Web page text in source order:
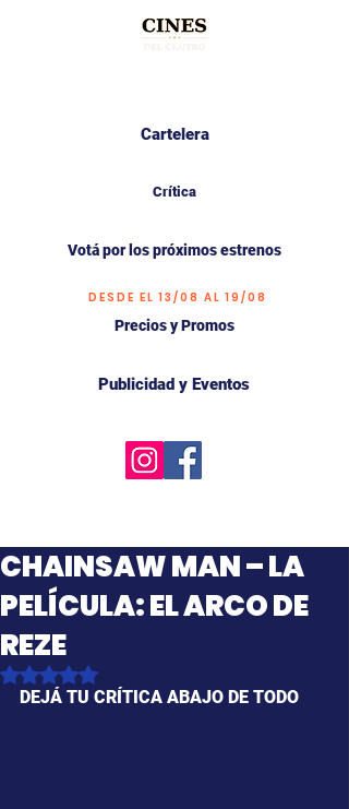
Cartelera
Crítica
Votá por los próximos estrenos
DESDE EL 13/08 AL 19/08
Precios y Promos
Publicidad y Eventos
CHAINSAW MAN – LA
PELÍCULA: EL ARCO DE
REZE
Obtuvo NaN de 5 estrellas.
DEJÁ TU CRÍTICA ABAJO DE TODO